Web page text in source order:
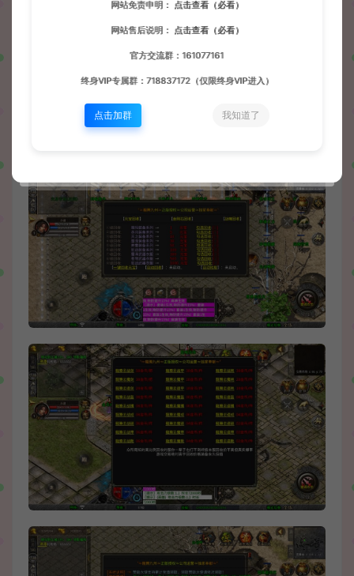
网站免责申明： 点击查看（必看）
网站售后说明： 点击查看（必看）
官方交流群：161077161
终身VIP专属群：718837172（仅限终身VIP进入）
点击加群 我知道了